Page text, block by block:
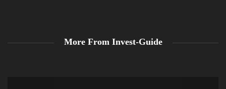
More From Invest-Guide